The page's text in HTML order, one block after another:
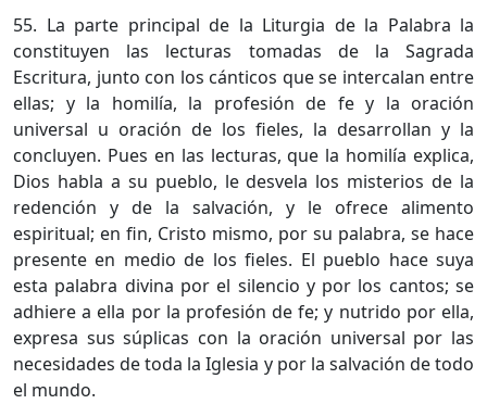
55. La parte principal de la Liturgia de la Palabra la
constituyen las lecturas tomadas de la Sagrada
Escritura, junto con los cánticos que se intercalan entre
ellas; y la homilía, la profesión de fe y la oración
universal u oración de los fieles, la desarrollan y la
concluyen. Pues en las lecturas, que la homilía explica,
Dios habla a su pueblo, le desvela los misterios de la
redención y de la salvación, y le ofrece alimento
espiritual; en fin, Cristo mismo, por su palabra, se hace
presente en medio de los fieles. El pueblo hace suya
esta palabra divina por el silencio y por los cantos; se
adhiere a ella por la profesión de fe; y nutrido por ella,
expresa sus súplicas con la oración universal por las
necesidades de toda la Iglesia y por la salvación de todo
el mundo.